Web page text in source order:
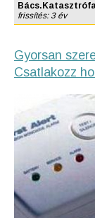
frissítés: 3 év
Gyorsan
Csatlakozz